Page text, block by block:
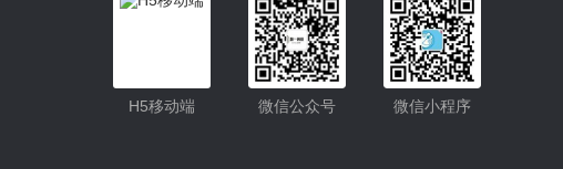
微信小程序
微信公众号
H5移动端